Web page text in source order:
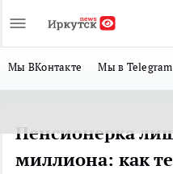
Мы ВКонтакте Мы в Telegram
Пенсионерка
миллиона: как